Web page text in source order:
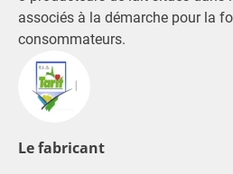
associés à la démarche pour la
consommateurs.
Le fabricant